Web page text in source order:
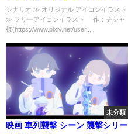
ーラルボイスASMR
(breathing on ears /
whispering)
シナリオ ≫ オリジナル アイコンイラスト
≫ フリーアイコンイラスト 作：チシャ
様(https://www.pixiv.net/user...
未分類
映画 車列襲撃 シーン 襲撃シリー